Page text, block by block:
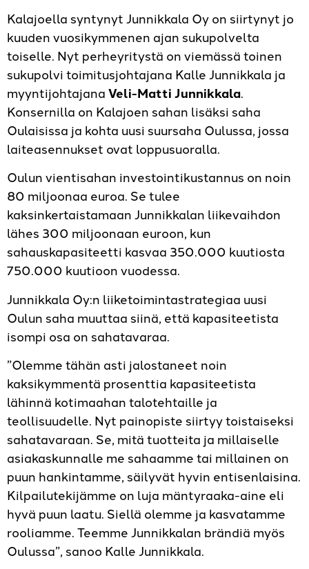
Kalajoella syntynyt Junnikkala Oy on siirtynyt jo
kuuden vuosikymmenen ajan sukupolvelta
toiselle. Nyt perheyritystä on viemässä toinen
sukupolvi toimitusjohtajana Kalle Junnikkala ja
myyntijohtajanaVeli-Matti Junnikkala.
Konsernilla on Kalajoen sahan lisäksi saha
Oulaisissa ja kohta uusi suursaha Oulussa, jossa
laiteasennukset ovat loppusuoralla.
Oulun vientisahan investointikustannus on noin
80 miljoonaa euroa. Se tulee
kaksinkertaistamaan Junnikkalan liikevaihdon
lähes 300 miljoonaan euroon, kun
sahauskapasiteetti kasvaa 350.000 kuutiosta
750.000 kuutioon vuodessa.
Junnikkala Oy:n liiketoimintastrategiaa uusi
Oulun saha muuttaa siinä, että kapasiteetista
isompi osa on sahatavaraa.
”Olemme tähän asti jalostaneet noin
kaksikymmentä prosenttia kapasiteetista
lähinnä kotimaahan talotehtaille ja
teollisuudelle. Nyt painopiste siirtyy toistaiseksi
sahatavaraan. Se, mitä tuotteita ja millaiselle
asiakaskunnalle me sahaamme tai millainen on
puun hankintamme, säilyvät hyvin entisenlaisina.
Kilpailutekijämme on luja mäntyraaka-aine eli
hyvä puun laatu. Siellä olemme ja kasvatamme
rooliamme. Teemme Junnikkalan brändiä myös
Oulussa”, sanoo Kalle Junnikkala.